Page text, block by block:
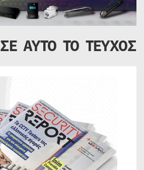
ΣΕ ΑΥΤΟ ΤΟ ΤΕΥΧΟΣ